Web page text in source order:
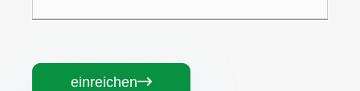
einreichen